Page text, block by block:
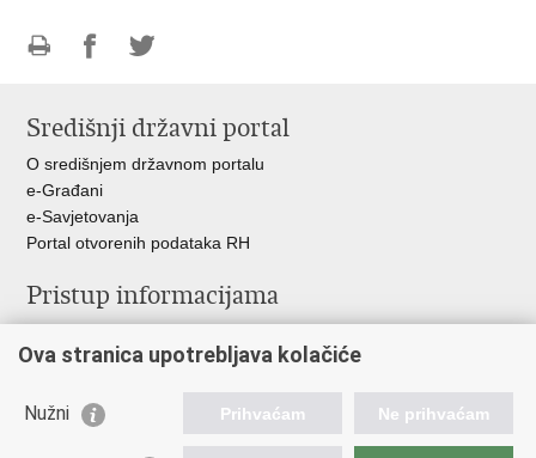
FacebookuTwitteru
Središnji državni portal
O središnjem državnom portalu
e-Građani
e-Savjetovanja
Portal otvorenih podataka RH
Pristup informacijama
Savjetovanje
Zapošljavanje
Ova stranica upotrebljava kolačiće
Nužni Prihvaćam Ne prihvaćam